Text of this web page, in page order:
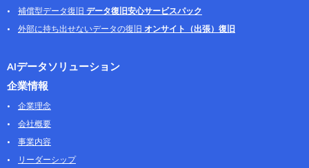
補償型データ復旧 データ復旧安心サービスパック
外部に持ち出せないデータの復旧 オンサイト（出張）復旧
AIデータソリューション
企業情報
企業理念
会社概要
事業内容
リーダーシップ